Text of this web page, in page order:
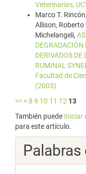
Veterinarias,
Marco T.
Allison, Roberto
Michelangeli,
DEGRADACIÓN
DERIVADOS
RUMINAL
Facultad de
(2003)
<< < 8 9 10 11 12 13
También puede Iniciar
para este artículo.
Palabras